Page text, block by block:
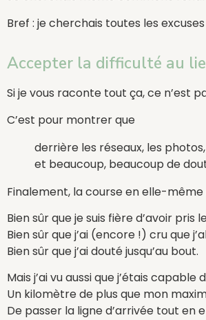
Bref : je cherchais toutes les
Accepter la difficulté au
Si je vous raconte tout ça, ce n’est
C’est pour montrer que
derrière les réseaux, les
et beaucoup, beaucoup de
Finalement, la course en elle-même
Bien sûr que je suis fière d’avoir pris
Bien sûr que j’ai (encore !) cru que
Bien sûr que j’ai douté jusqu’au bout.
Mais j’ai vu aussi que j’étais
Un kilomètre de plus que mon
De passer la ligne d’arrivée tout en